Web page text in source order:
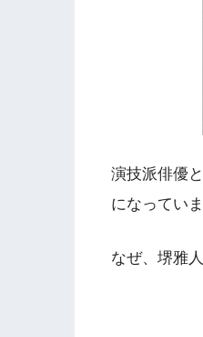
演技派俳優
になっていま
なぜ、堺雅